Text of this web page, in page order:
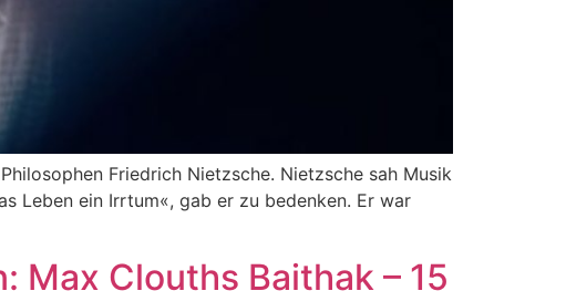
Friedrich Nietzsche. Nietzsche sah Musik
Leben ein Irrtum«, gab er zu bedenken. Er war
Max Clouths Baithak – 15